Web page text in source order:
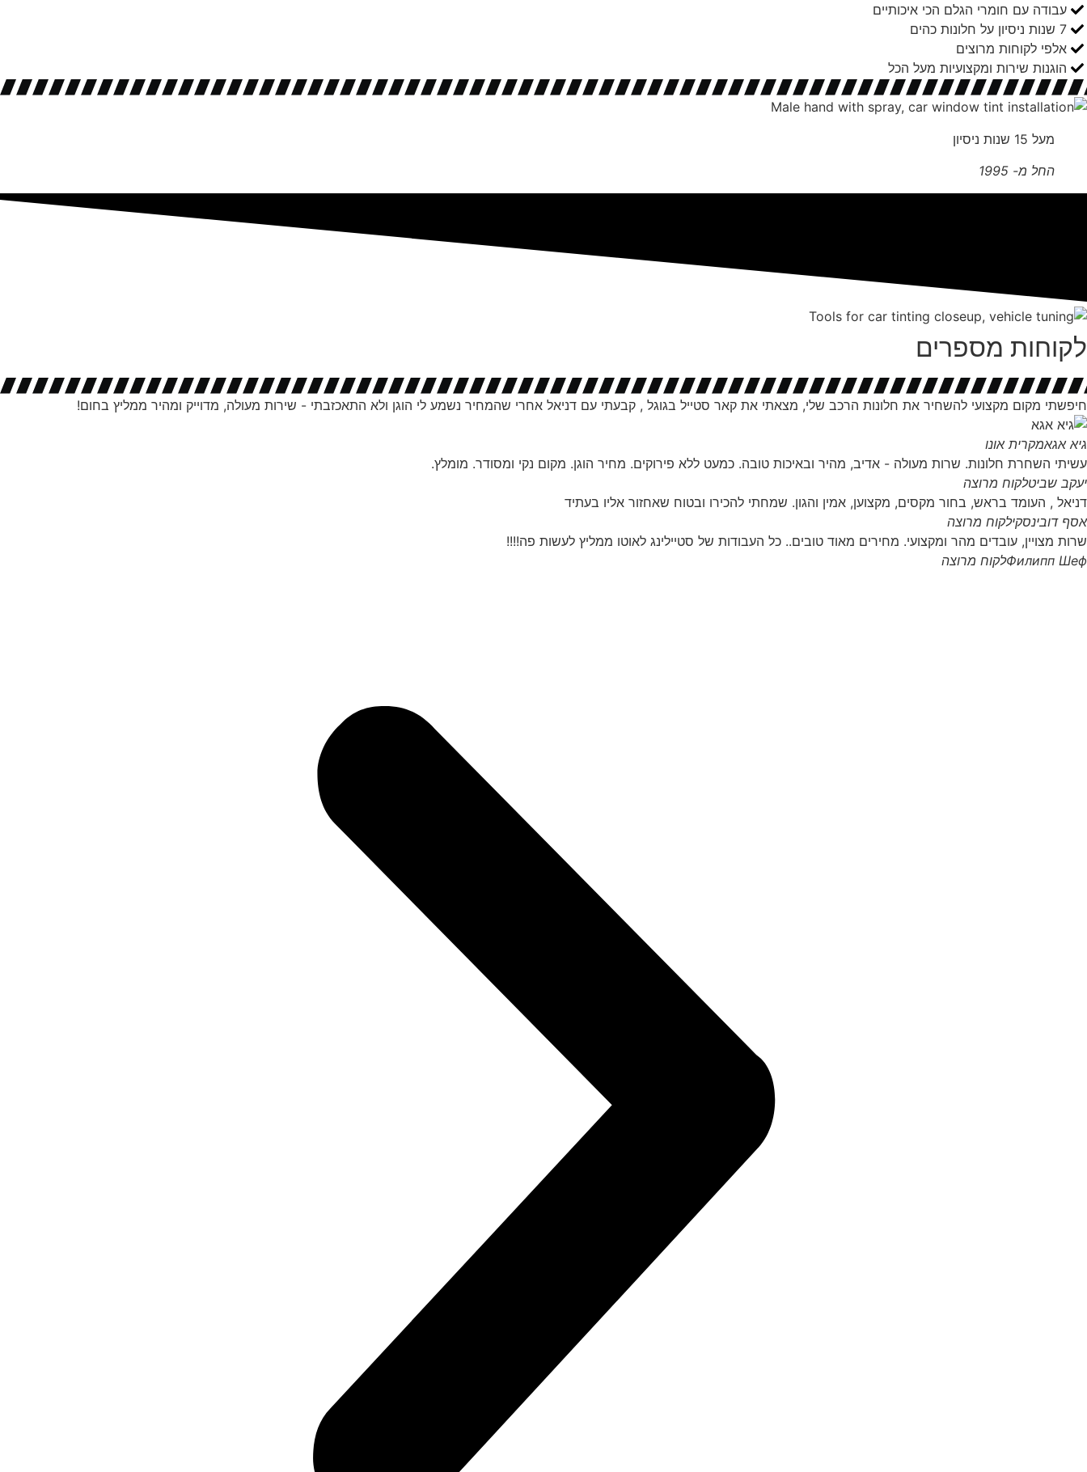
עבודה עם חומרי הגלם הכי איכותיים
7 שנות ניסיון על חלונות כהים
אלפי לקוחות מרוצים
הוגנות שירות ומקצועיות מעל הכל
מעל 15 שנות ניסיון
החל מ- 1995
לקוחות מספרים
חיפשתי מקום מקצועי להשחיר את חלונות הרכב שלי, מצאתי את קאר סטייל בגוגל , קבעתי עם דניאל אחרי שהמחיר נשמע לי הוגן ולא התאכזבתי - שירות מעולה, מדוייק ומהיר ממליץ בחום!
גיא אגאמקרית אונו
עשיתי השחרת חלונות. שרות מעולה - אדיב, מהיר ובאיכות טובה. כמעט ללא פירוקים. מחיר הוגן. מקום נקי ומסודר. מומלץ.
יעקב שביטלקוח מרוצה
דניאל , העומד בראש, בחור מקסים, מקצוען, אמין והגון. שמחתי להכירו ובטוח שאחזור אליו בעתיד
אסף דובינסקילקוח מרוצה
שרות מצויין, עובדים מהר ומקצועי. מחירים מאוד טובים.. כל העבודות של סטיילינג לאוטו ממליץ לעשות פה!!!!
Филипп Шефלקוח מרוצה